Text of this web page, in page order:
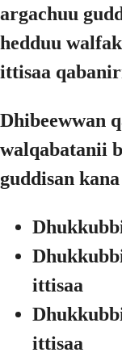
argachuu
hedduu
ittisaa
Dhibeewwan
walqabatanii
guddisan
ittisaa
ittisaa